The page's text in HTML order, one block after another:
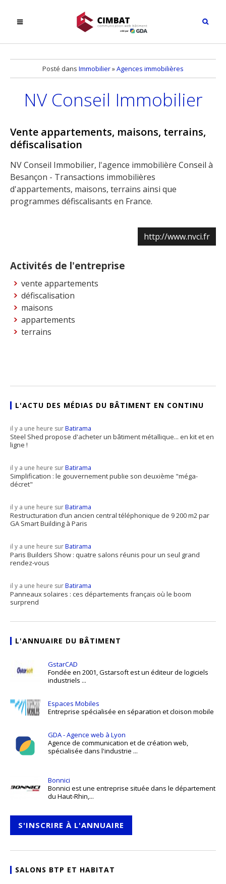
Posté dans Immobilier»Agences immobilières
NV Conseil Immobilier
Vente appartements, maisons, terrains,
défiscalisation
NV Conseil Immobilier, l'agence immobilière Conseil à
Besançon - Transactions immobilières
d'appartements, maisons, terrains ainsi que
programmes défiscalisants en France.
http://www.nvci.fr
Activités de l'entreprise
vente appartements
défiscalisation
maisons
appartements
terrains
L'ACTU DES MÉDIAS DU BÂTIMENT EN CONTINU
il y a une heure surBatirama
Steel Shed propose d'acheter un bâtiment métallique... en kit et en
ligne !
il y a une heure surBatirama
Simplification : le gouvernement publie son deuxième "méga-
décret"
il y a une heure surBatirama
Restructuration d’un ancien central téléphonique de 9 200 m2 par
GA Smart Building à Paris
il y a une heure surBatirama
Paris Builders Show : quatre salons réunis pour un seul grand
rendez-vous
il y a une heure surBatirama
Panneaux solaires : ces départements français où le boom
surprend
L'ANNUAIRE DU BÂTIMENT
GstarCAD
Fondée en 2001, Gstarsoft est un éditeur de logiciels
industriels ...
Espaces Mobiles
Entreprise spécialisée en séparation et cloison mobile
GDA - Agence web à Lyon
Agence de communication et de création web,
spécialisée dans l'industrie ...
Bonnici
Bonnici est une entreprise située dans le département
du Haut-Rhin,...
S'INSCRIRE À L'ANNUAIRE
SALONS BTP ET HABITAT